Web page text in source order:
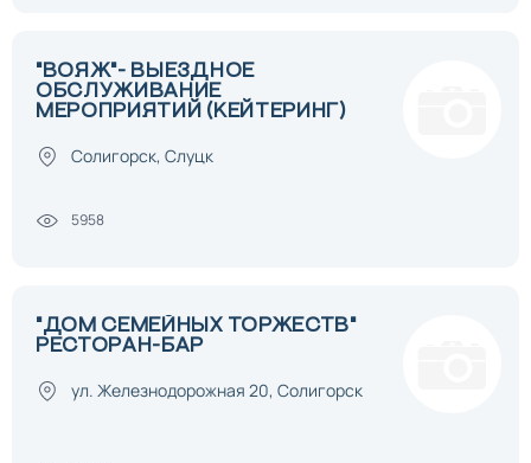
"ВОЯЖ"- ВЫЕЗДНОЕ
ОБСЛУЖИВАНИЕ
МЕРОПРИЯТИЙ (КЕЙТЕРИНГ)
Солигорск, Слуцк
5958
"ДОМ СЕМЕЙНЫХ ТОРЖЕСТВ"
РЕСТОРАН-БАР
ул. Железнодорожная 20, Солигорск